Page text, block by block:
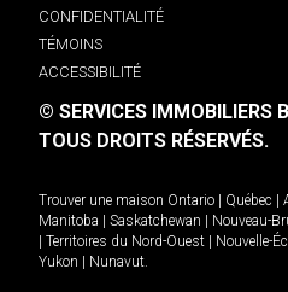
CONFIDENTIALITÉ
TÉMOINS
ACCESSIBILITÉ
© SERVICES IMMOBILIERS
TOUS DROITS RÉSERVÉS.
Trouver une maison Ontario Québec
Manitoba
Saskatchewan Nouveau-
Territoires du Nord-Ouest Nouvelle-
Yukon
Nunavut.